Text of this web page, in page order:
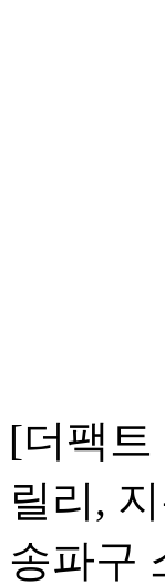
[더팩
릴리,
송파구